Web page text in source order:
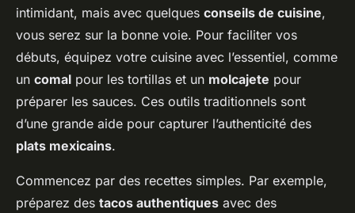
intimidant, mais avec quelques conseils de cuisine,
vous serez sur la bonne voie. Pour faciliter vos
débuts, équipez votre cuisine avec l’essentiel, comme
un comal pour les tortillas et un molcajete pour
préparer les sauces. Ces outils traditionnels sont
d’une grande aide pour capturer l’authenticité des
plats mexicains.
Commencez par des recettes simples. Par exemple,
préparez des tacos authentiques avec des